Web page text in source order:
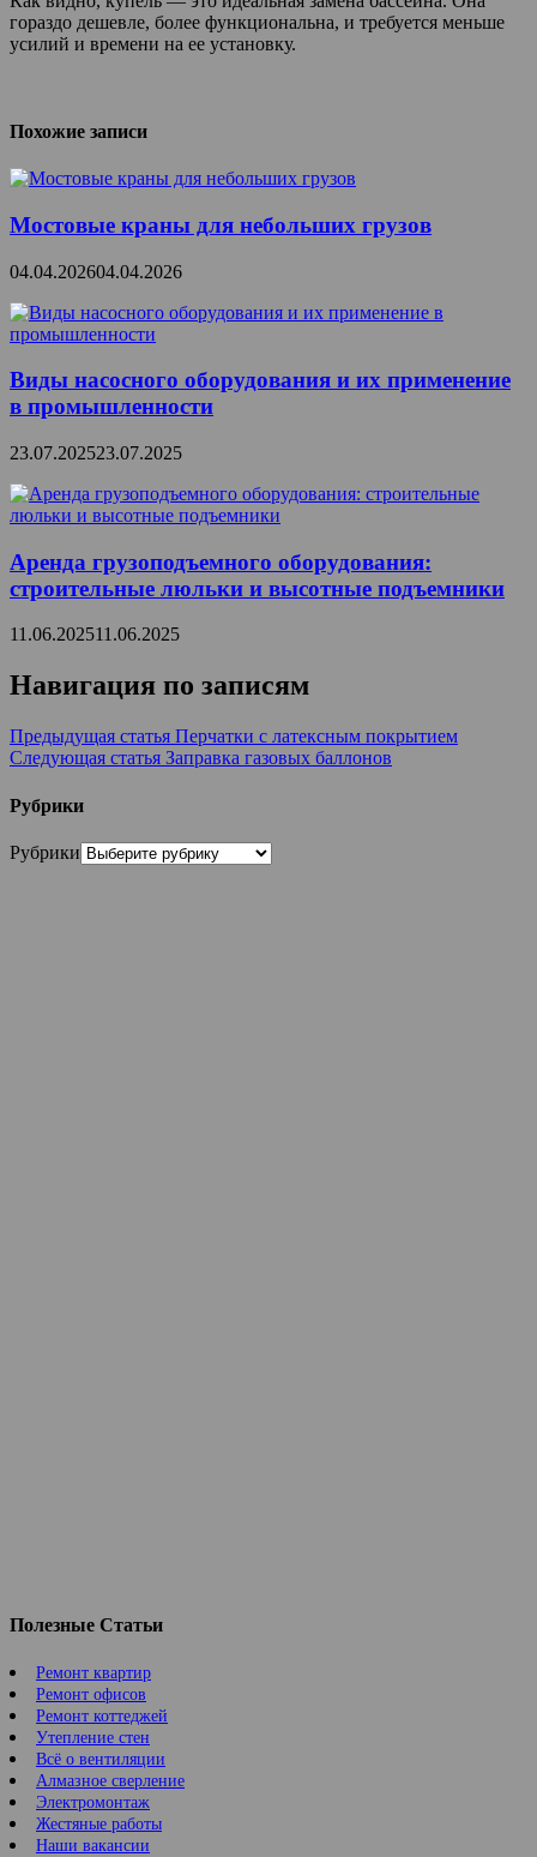
гораздо дешевле, более функциональна, и требуется меньше
усилий и времени на ее установку.
Похожие записи
Мостовые краны для небольших грузов
04.04.202604.04.2026
Виды насосного оборудования и их применение
в промышленности
23.07.202523.07.2025
Аренда грузоподъемного оборудования:
строительные люльки и высотные подъемники
11.06.202511.06.2025
Навигация по записям
Предыдущая статья Перчатки с латексным покрытием
Следующая статья Заправка газовых баллонов
Рубрики
Рубрики
Полезные Статьи
Ремонт квартир
Ремонт офисов
Ремонт коттеджей
Утепление стен
Всё о вентиляции
Алмазное сверление
Электромонтаж
Жестяные работы
Наши вакансии